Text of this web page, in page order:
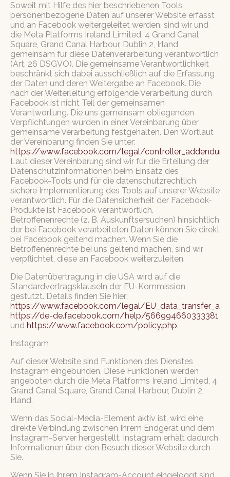
Soweit mit Hilfe des hier beschriebenen Tools
personenbezogene Daten auf unserer Website erfasst
und an Facebook weitergeleitet werden, sind wir und
die Meta Platforms Ireland Limited, 4 Grand Canal
Square, Grand Canal Harbour, Dublin 2, Irland
gemeinsam für diese Datenverarbeitung verantwortlich
(Art. 26 DSGVO). Die gemeinsame Verantwortlichkeit
beschränkt sich dabei ausschließlich auf die Erfassung
der Daten und deren Weitergabe an Facebook. Die
nach der Weiterleitung erfolgende Verarbeitung durch
Facebook ist nicht Teil der gemeinsamen
Verantwortung. Die uns gemeinsam obliegenden
Verpflichtungen wurden in einer Vereinbarung über
gemeinsame Verarbeitung festgehalten. Den Wortlaut
der Vereinbarung finden Sie unter:
https://www.facebook.com/legal/controller_addendum
Laut dieser Vereinbarung sind wir für die Erteilung der
Datenschutzinformationen beim Einsatz des
Facebook-Tools und für die datenschutzrechtlich
sichere Implementierung des Tools auf unserer Website
verantwortlich. Für die Datensicherheit der Facebook-
Produkte ist Facebook verantwortlich.
Betroffenenrechte (z. B. Auskunftsersuchen) hinsichtlich
der bei Facebook verarbeiteten Daten können Sie direkt
bei Facebook geltend machen. Wenn Sie die
Betroffenenrechte bei uns geltend machen, sind wir
verpflichtet, diese an Facebook weiterzuleiten.
Die Datenübertragung in die USA wird auf die
Standardvertragsklauseln der EU-Kommission
gestützt. Details finden Sie hier:
https://www.facebook.com/legal/
https://de-de.facebook.com/help/566994660333381
und https://www.facebook.com/policy.php.
Instagram
Auf dieser Website sind Funktionen des Dienstes
Instagram eingebunden. Diese Funktionen werden
angeboten durch die Meta Platforms Ireland Limited, 4
Grand Canal Square, Grand Canal Harbour, Dublin 2,
Irland.
Wenn das Social-Media-Element aktiv ist, wird eine
direkte Verbindung zwischen Ihrem Endgerät und dem
Instagram-Server hergestellt. Instagram erhält dadurch
Informationen über den Besuch dieser Website durch
Sie.